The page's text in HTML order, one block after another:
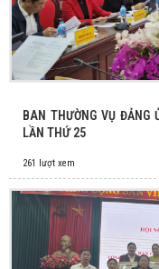
BAN THƯỜNG VỤ ĐẢNG
LẦN THỨ 25
261 lượt xem